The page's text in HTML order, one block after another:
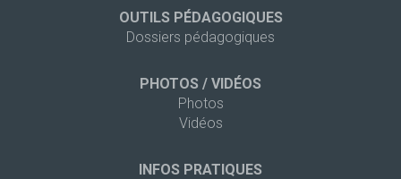
OUTILS PÉDAGOGIQUES
Dossiers pédagogiques
PHOTOS / VIDÉOS
Photos
Vidéos
INFOS PRATIQUES